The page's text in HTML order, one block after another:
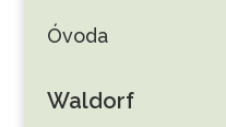
Óvoda
Waldorf